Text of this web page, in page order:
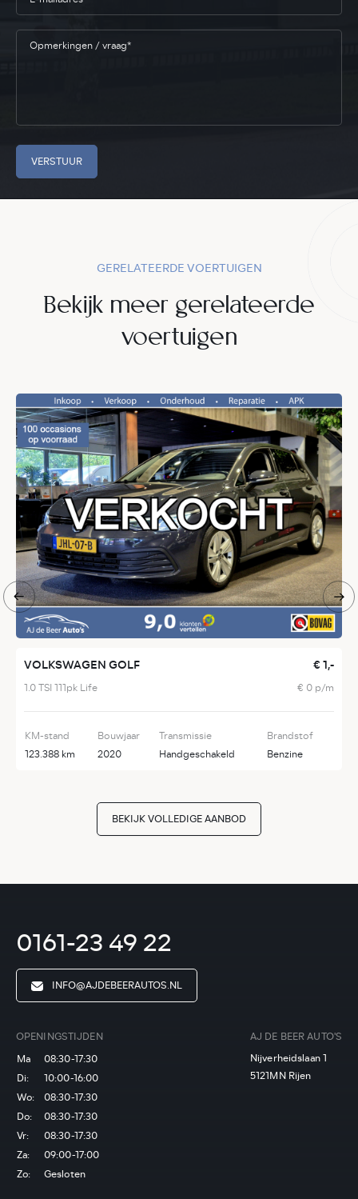
VERSTUUR
GERELATEERDE VOERTUIGEN
Bekijk meer gerelateerde
voertuigen
VOLKSWAGEN GOLF
1.0 TSI 111pk Life
€ 1,-
€ 0 p/m
KM-stand
123.388 km
Bouwjaar
2020
Transmissie
Handgeschakeld
Brandstof
Benzine
BEKIJK VOLLEDIGE AANBOD
0161-23 49 22
INFO@AJDEBEERAUTOS.NL
OPENINGSTIJDEN
Ma
08:30-17:30
Di:
10:00-16:00
Wo:
08:30-17:30
Do:
08:30-17:30
Vr:
08:30-17:30
Za:
09:00-17:00
Zo:
Gesloten
AJ DE BEER AUTO'S
Nijverheidslaan 1
5121MN Rijen